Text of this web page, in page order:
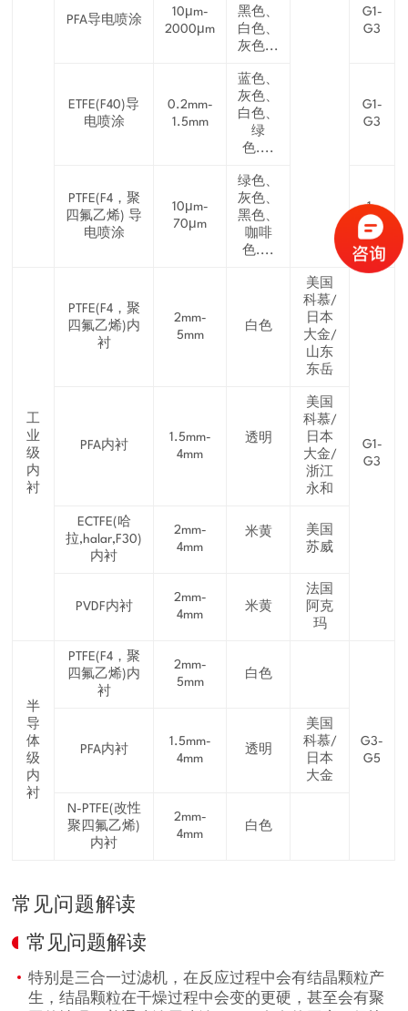
PFA导电喷涂
10μm-
2000μm
黑色、
白色、
灰色...
G1-
G3
ETFE(F40)导
电喷涂
0.2mm-
1.5mm
蓝色、
灰色、
白色、
绿
色....
G1-
G3
PTFE(F4，聚
四氟乙烯) 导
电喷涂
10μm-
70μm
绿色、
灰色、
黑色、
咖啡
色....
1-
G2
工
业
级
内
衬
PTFE(F4，聚
四氟乙烯)内
衬
2mm-
5mm
白色
美国
科慕/
日本
大金/
山东
东岳
G1-
G3
PFA内衬
1.5mm-
4mm
透明
美国
科慕/
日本
大金/
浙江
永和
ECTFE(哈
拉,halar,F30)
内衬
2mm-
4mm
米黄
美国
苏威
PVDF内衬
2mm-
4mm
米黄
法国
阿克
玛
半
导
体
级
内
衬
PTFE(F4，聚
四氟乙烯)内
衬
2mm-
5mm
白色
G3-
G5
PFA内衬
1.5mm-
4mm
透明
美国
科慕/
日本
大金
N-PTFE(改性
聚四氟乙烯)
内衬
2mm-
4mm
白色
常见问题解读
常见问题解读
特别是三合一过滤机，在反应过程中会有结晶颗粒产
生，结晶颗粒在干燥过程中会变的更硬，甚至会有聚